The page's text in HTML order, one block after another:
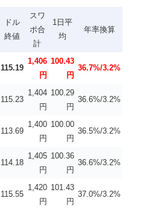
ドル
終値
スワ
ポ合
計
1日平
均
年率換算
115.19
1,406
円
100.43
円
36.7%/3.2%
115.23
1,404
円
100.29
円
36.6%/3.2%
113.69
1,400
円
100.00
円
36.5%/3.2%
114.18
1,405
円
100.36
円
36.6%/3.2%
115.55
1,420
円
101.43
円
37.0%/3.2%